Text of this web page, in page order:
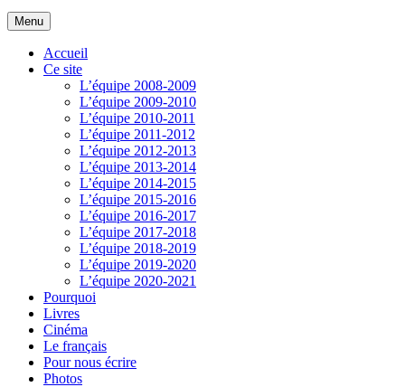
Menu
Accueil
Ce site
L’équipe 2008-2009
L’équipe 2009-2010
L’équipe 2010-2011
L’équipe 2011-2012
L’équipe 2012-2013
L’équipe 2013-2014
L’équipe 2014-2015
L’équipe 2015-2016
L’équipe 2016-2017
L’équipe 2017-2018
L’équipe 2018-2019
L’équipe 2019-2020
L’équipe 2020-2021
Pourquoi
Livres
Cinéma
Le français
Pour nous écrire
Photos